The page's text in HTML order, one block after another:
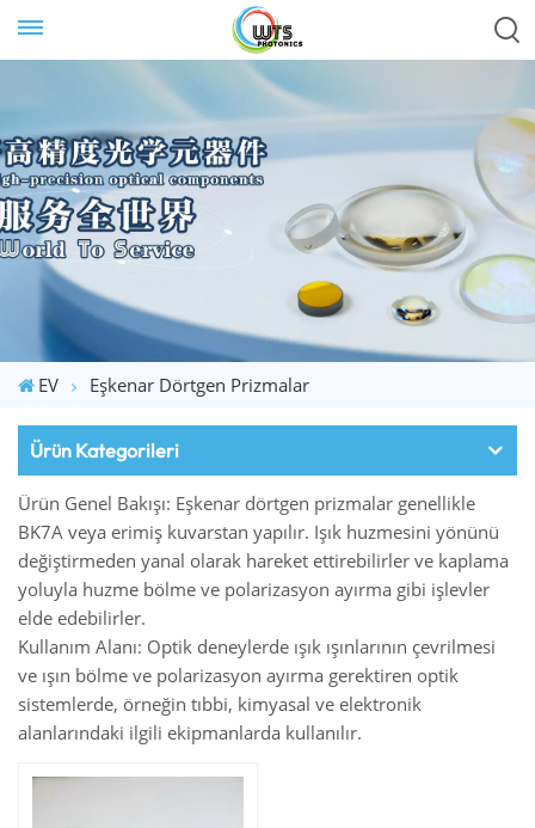
EV Eşkenar Dörtgen Prizmalar
Ürün Kategorileri
Ürün Genel Bakışı: Eşkenar dörtgen prizmalar genellikle
BK7A veya erimiş kuvarstan yapılır. Işık huzmesini yönünü
değiştirmeden yanal olarak hareket ettirebilirler ve kaplama
yoluyla huzme bölme ve polarizasyon ayırma gibi işlevler
elde edebilirler.
Kullanım Alanı: Optik deneylerde ışık ışınlarının çevrilmesi
ve ışın bölme ve polarizasyon ayırma gerektiren optik
sistemlerde, örneğin tıbbi, kimyasal ve elektronik
alanlarındaki ilgili ekipmanlarda kullanılır.